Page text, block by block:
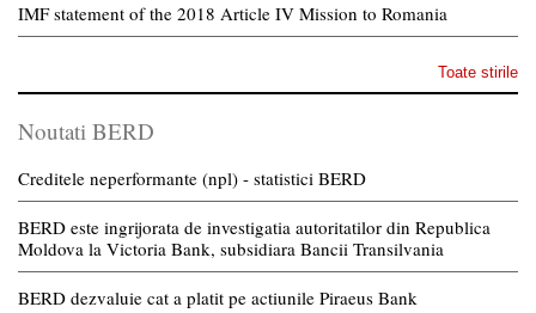
IMF statement of the 2018 Article IV Mission to Romania
Toate stirile
Noutati BERD
Creditele neperformante (npl) - statistici BERD
BERD este ingrijorata de investigatia autoritatilor din Republica
Moldova la Victoria Bank, subsidiara Bancii Transilvania
BERD dezvaluie cat a platit pe actiunile Piraeus Bank